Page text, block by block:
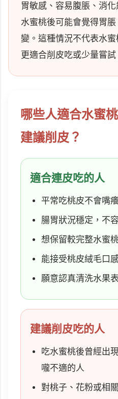
胃敏感、容易腹脹、消
水蜜桃後可能會覺得胃
變。這種情況不代表水
更適合削皮吃或少量嘗試
哪些人適合水蜜
建議削皮？
適合連皮吃的人
平常吃桃皮不會嘴
腸胃狀況穩定，不
想保留較完整水蜜
能接受桃皮絨毛口
願意認真清洗水果
建議削皮吃的人
吃水蜜桃後曾經出
嚨不適的人
對桃子、花粉或相